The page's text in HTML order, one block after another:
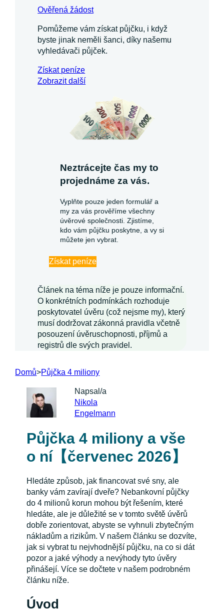
Ověřená žádost
Pomůžeme vám získat půjčku, i když
byste jinak neměli šanci, díky našemu
vyhledávači půjček.
Získatpeníze
Zobrazit další
Neztrácejte čas my to
projednáme za vás.
Vyplňte pouze jeden formulář a
my za vás prověříme všechny
úvěrové společnosti. Zjistíme,
kdo vám půjčku poskytne, a vy si
můžete jen vybrat.
Získat peníze
Článek na téma níže je pouze informační.
O konkrétních podmínkách rozhoduje
poskytovatel úvěru (což nejsme my), který
musí dodržovat zákonná pravidla včetně
posouzení úvěruschopnosti, příjmů a
registrů dle svých pravidel.
Domů>Půjčka 4 miliony
Napsal/a
Nikola
Engelmann
Půjčka 4 miliony a vše
o ní【červenec 2026】
Hledáte způsob, jak financovat své sny, ale
banky vám zavírají dveře? Nebankovní půjčky
do 4 milionů korun mohou být řešením, které
hledáte, ale je důležité se v tomto světě úvěrů
dobře zorientovat, abyste se vyhnuli zbytečným
nákladům a rizikům. V našem článku se dozvíte,
jak si vybrat tu nejvhodnější půjčku, na co si dát
pozor a jaké výhody a nevýhody tyto úvěry
přinášejí. Více se dočtete v našem podrobném
článku níže.
Úvod